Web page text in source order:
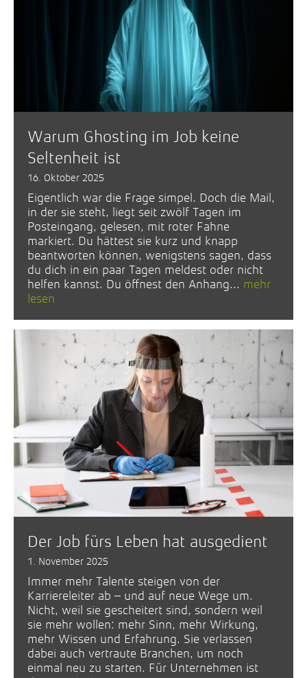
Warum Ghosting im Job keine
Seltenheit ist
16. Oktober 2025
Eigentlich war die Frage simpel. Doch die Mail,
in der sie steht, liegt seit zwölf Tagen im
Posteingang, gelesen, mit roter Fahne
markiert. Du hättest sie kurz und knapp
beantworten können, wenigstens sagen, dass
du dich in ein paar Tagen meldest oder nicht
helfen kannst. Du öffnest den Anhang... mehr
lesen
Der Job fürs Leben hat ausgedient
1. November 2025
Immer mehr Talente steigen von der
Karriereleiter ab – und auf neue Wege um.
Nicht, weil sie gescheitert sind, sondern weil
sie mehr wollen: mehr Sinn, mehr Wirkung,
mehr Wissen und Erfahrung. Sie verlassen
dabei auch vertraute Branchen, um noch
einmal neu zu starten. Für Unternehmen ist